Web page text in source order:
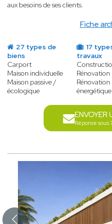
Fiche
aux besoins de ses clients.
27 types de
biens
Carport
Maison individuelle
Maison passive /
écologique
17
travaux
Rénovation
Rénovation
énergétique
ENVOYER
Réponse sous